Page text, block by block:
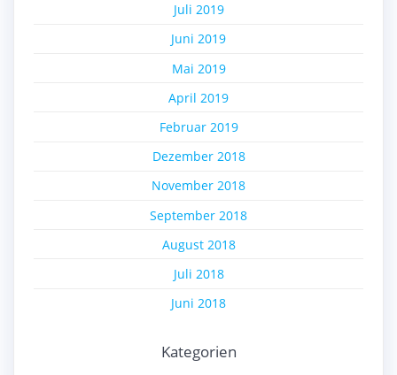
Juli 2019
Juni 2019
Mai 2019
April 2019
Februar 2019
Dezember 2018
November 2018
September 2018
August 2018
Juli 2018
Juni 2018
Kategorien